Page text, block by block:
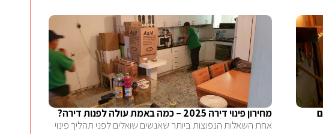
מחירון פינוי דירה 2025 – כמה באמת עולה לפנות דירה?
אחת השאלות הנפוצות ביותר שאנשים שואלים לפני תהליך פינוי